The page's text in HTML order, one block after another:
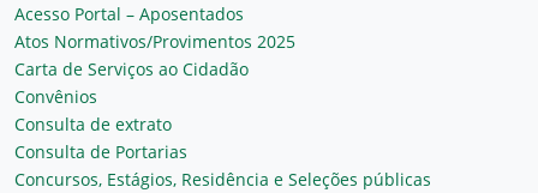
Acesso Portal – Aposentados
Atos Normativos/Provimentos 2025
Carta de Serviços ao Cidadão
Convênios
Consulta de extrato
Consulta de Portarias
Concursos, Estágios, Residência e Seleções públicas